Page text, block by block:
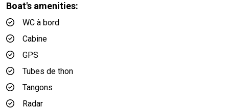
Boat's amenities:
WC à bord
Cabine
GPS
Tubes de thon
Tangons
Radar